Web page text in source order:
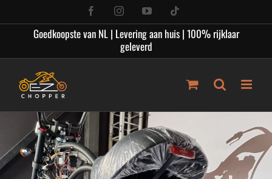
naar
FacebookInstagramYouTube
Goedkoopste van NL | Levering aan huis | 100% rijklaar
geleverd